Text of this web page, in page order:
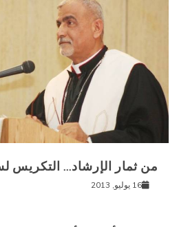
من ثمار الإرشاد… التكريس
16 يوليو, 2013